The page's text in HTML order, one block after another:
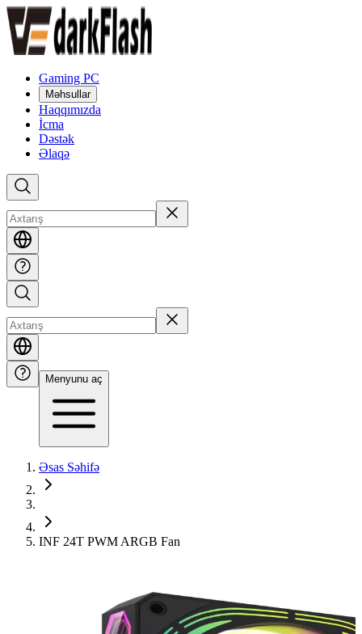
Gaming PC
Məhsullar
Haqqımızda
İcma
Dəstək
Əlaqə
Menyunu aç
Əsas Səhifə
INF 24T PWM ARGB Fan